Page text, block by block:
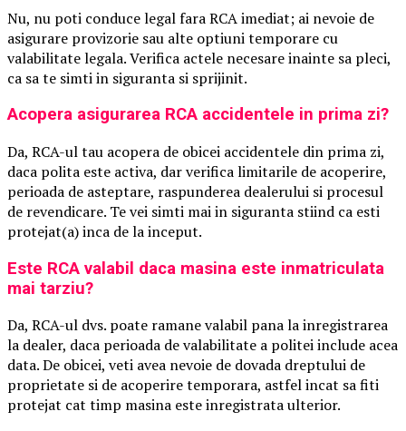
Nu, nu poti conduce legal fara RCA imediat; ai nevoie de
asigurare provizorie sau alte optiuni temporare cu
valabilitate legala. Verifica actele necesare inainte sa pleci,
ca sa te simti in siguranta si sprijinit.
Acopera asigurarea RCA accidentele in prima zi?
Da, RCA-ul tau acopera de obicei accidentele din prima zi,
daca polita este activa, dar verifica limitarile de acoperire,
perioada de asteptare, raspunderea dealerului si procesul
de revendicare. Te vei simti mai in siguranta stiind ca esti
protejat(a) inca de la inceput.
Este RCA valabil daca masina este inmatriculata
mai tarziu?
Da, RCA-ul dvs. poate ramane valabil pana la inregistrarea
la dealer, daca perioada de valabilitate a politei include acea
data. De obicei, veti avea nevoie de dovada dreptului de
proprietate si de acoperire temporara, astfel incat sa fiti
protejat cat timp masina este inregistrata ulterior.